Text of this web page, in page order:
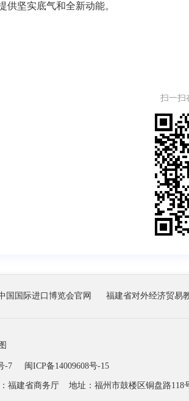
供坚实底气和全新动能。
扫一扫
国国际进口博览会官网 福建省对外经济贸易
-7 闽ICP备14009608号-15
福建省商务厅 地址：福州市鼓楼区铜盘路118